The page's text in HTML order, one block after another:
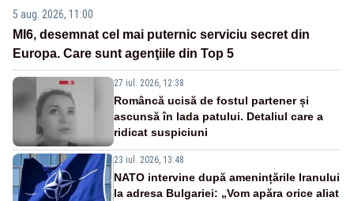
5 aug. 2026, 11:00
MI6, desemnat cel mai puternic serviciu secret din
Europa. Care sunt agenţiile din Top 5
27 iul. 2026, 12:38
Româncă ucisă de fostul partener și
ascunsă în lada patului. Detaliul care a
ridicat suspiciuni
23 iul. 2026, 13:48
NATO intervine după amenințările Iranului
la adresa Bulgariei: „Vom apăra orice aliat